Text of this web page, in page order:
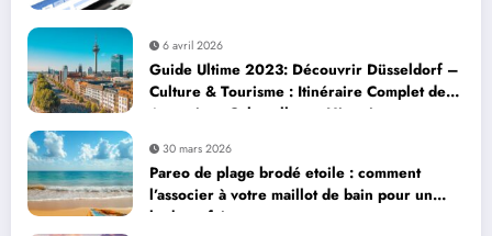
6 avril 2026
Guide Ultime 2023: Découvrir Düsseldorf –
Culture & Tourisme : Itinéraire Complet des
Attractions Culturelles et Historiques
30 mars 2026
Pareo de plage brodé etoile : comment
l’associer à votre maillot de bain pour un
look parfait